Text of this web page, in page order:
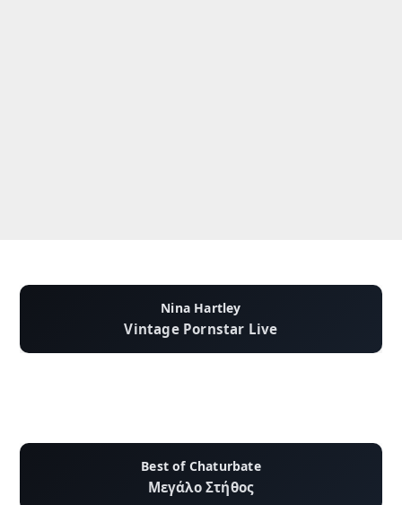
Nina Hartley
Vintage Pornstar Live
Best of Chaturbate
Μεγάλο Στήθος